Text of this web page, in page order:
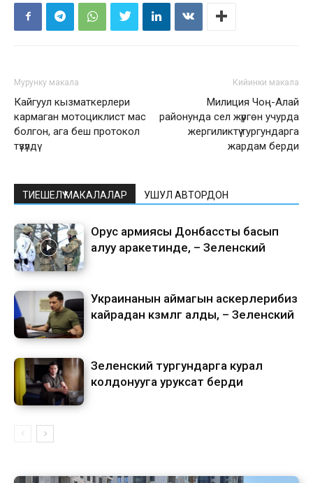
Мурунку макала
Кайгуул кызматкерлери
кармаган мотоциклист мас
болгон, ага беш протокол
түзүлдү
Кийинки макала
Милиция Чоң-Алай
районунда сел жүргөн учурда
жергиликтүү тургундарга
жардам берди
ТИЕШЕЛҮҮ МАКАЛАЛАР УШУЛ АВТОРДОН
Орус армиясы Донбассты басып
алуу аракетинде, – Зеленский
Украинанын аймагын аскерлерибиз
кайрадан көзөмөлгө алды, – Зеленский
Зеленский тургундарга курал
колдонууга уруксат берди